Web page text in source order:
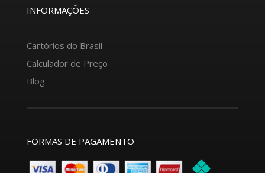
INFORMAÇÕES
Cartórios do Brasil
Calculador de Preço
Blog
FORMAS DE PAGAMENTO